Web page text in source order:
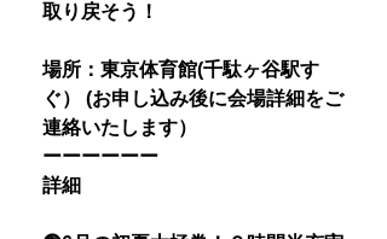
取り戻そう！
場所：東京体育館(千駄ヶ谷駅す
ぐ） (お申し込み後に会場詳細をご
連絡いたします）
ーーーーーー
詳細